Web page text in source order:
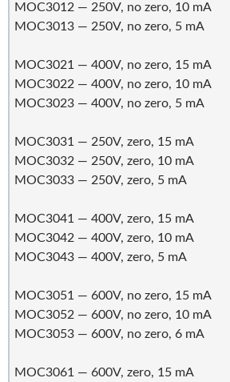
MOC3012 — 250V, no zero, 10 mA
MOC3013 — 250V, no zero, 5 mA
MOC3021 — 400V, no zero, 15 mA
MOC3022 — 400V, no zero, 10 mA
MOC3023 — 400V, no zero, 5 mA
MOC3031 — 250V, zero, 15 mA
MOC3032 — 250V, zero, 10 mA
MOC3033 — 250V, zero, 5 mA
MOC3041 — 400V, zero, 15 mA
MOC3042 — 400V, zero, 10 mA
MOC3043 — 400V, zero, 5 mA
MOC3051 — 600V, no zero, 15 mA
MOC3052 — 600V, no zero, 10 mA
MOC3053 — 600V, no zero, 6 mA
MOC3061 — 600V, zero, 15 mA